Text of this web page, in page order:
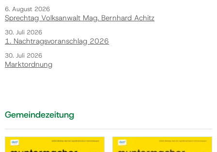
6. August 2026
Sprechtag Volksanwalt Mag. Bernhard Achitz
30. Juli 2026
1. Nachtragsvoranschlag 2026
30. Juli 2026
Marktordnung
Gemeindezeitung